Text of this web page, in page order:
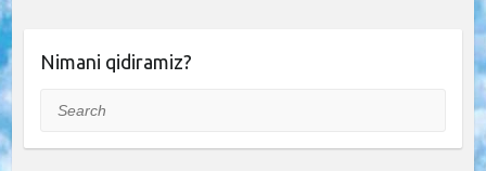
Nimani qidiramiz?
Search